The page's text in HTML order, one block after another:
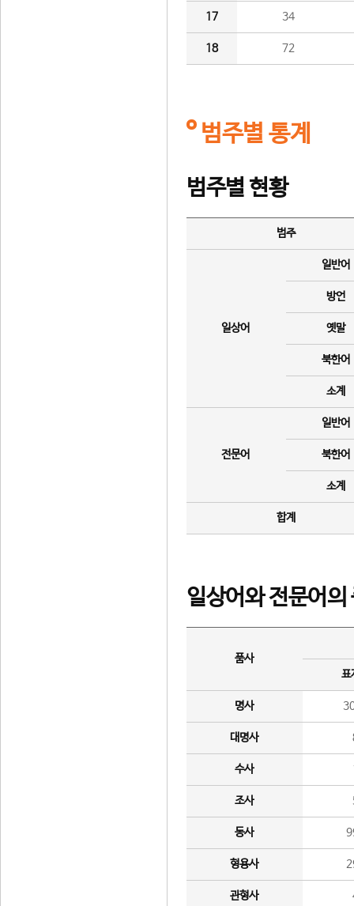
17 34
18 72
범주별 통계
범주별 현황
범주
일상어
일반어
방언
옛말
북한어
소계
전문어
일반어
북한어
소계
합계
일상어와 전문어의
품사
표
명사
대명사
수사
조사
동사
형용사
관형사